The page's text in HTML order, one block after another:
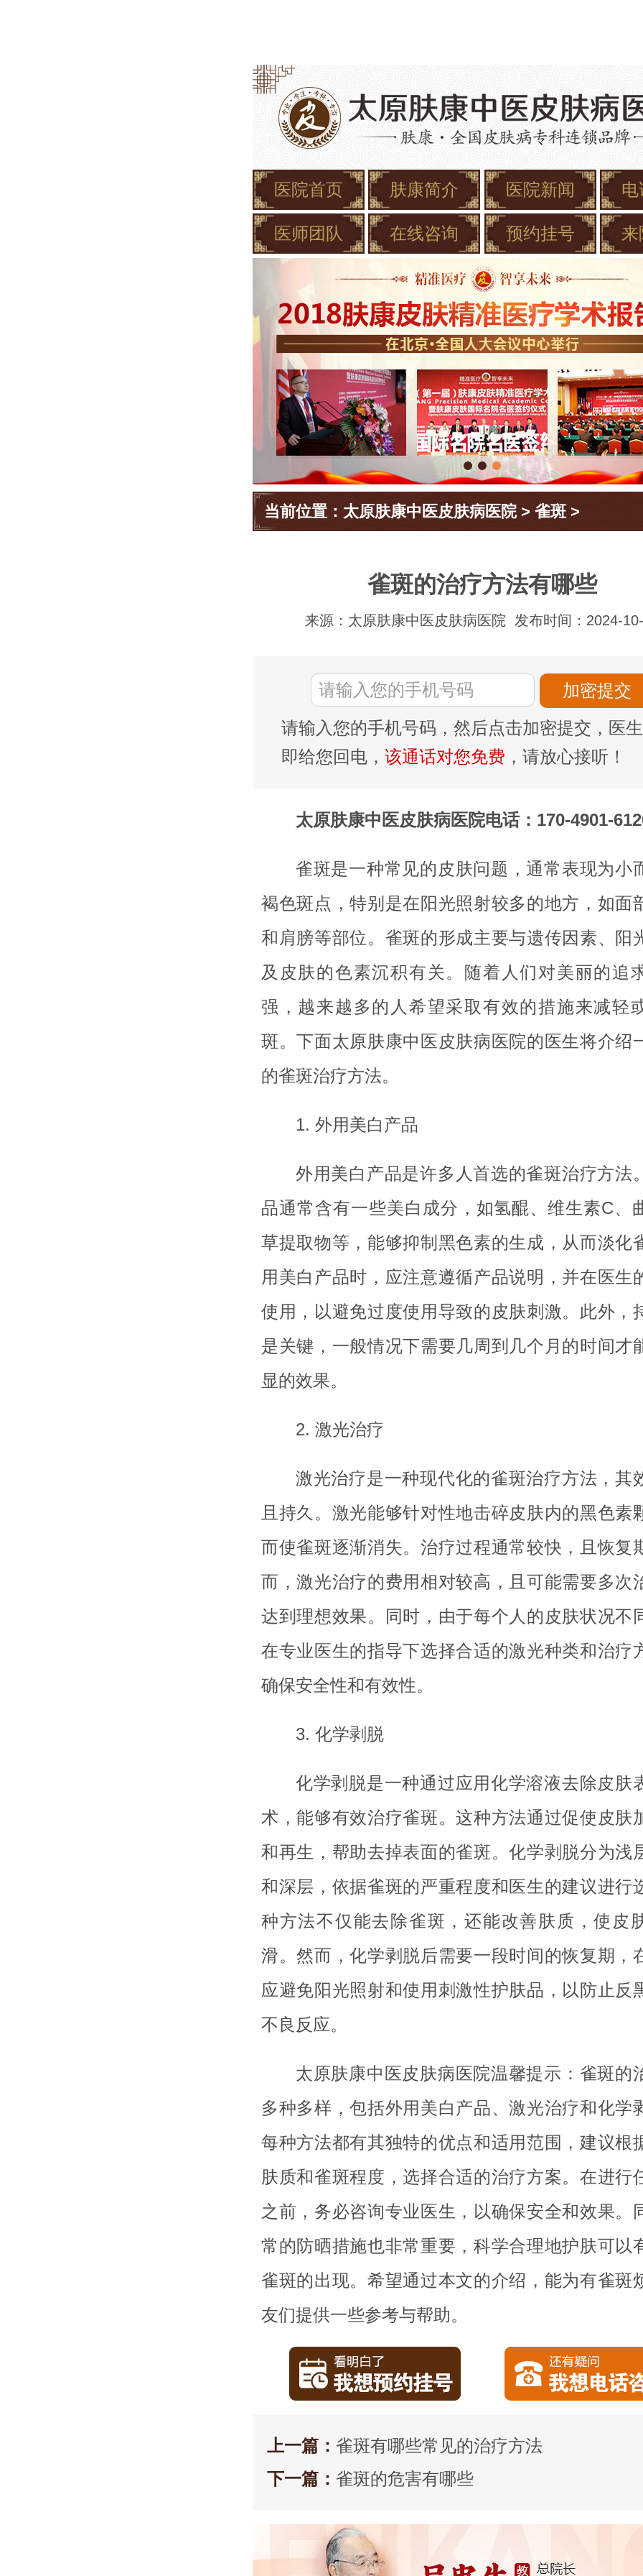
医院首页 肤康简介 医院新闻 电
医师团队 在线咨询 预约挂号 来
当前位置： 太原肤康中医皮肤病医院> 雀斑 >
雀斑的治疗方法有哪些
来源：太原肤康中医皮肤病医院 发布时间：2024-
请输入您的手机号码，然后点击加密提交，医
即给您回电， 该通话对您免费 ，请放心接听！
太原肤康中医皮肤病医院电话：170-4901-
雀斑是一种常见的皮肤问题，通常表现为小
褐色斑点，特别是在阳光照射较多的地方，如面
和肩膀等部位。雀斑的形成主要与遗传因素、阳
及皮肤的色素沉积有关。随着人们对美丽的追
强，越来越多的人希望采取有效的措施来减轻
斑。下面太原肤康中医皮肤病医院的医生将介绍
的雀斑治疗方法。
1. 外用美白产品
外用美白产品是许多人首选的雀斑治疗方法
品通常含有一些美白成分，如氢醌、维生素C、
草提取物等，能够抑制黑色素的生成，从而淡化
用美白产品时，应注意遵循产品说明，并在医生
使用，以避免过度使用导致的皮肤刺激。此外，
是关键，一般情况下需要几周到几个月的时间才
显的效果。
2. 激光治疗
激光治疗是一种现代化的雀斑治疗方法，其
且持久。激光能够针对性地击碎皮肤内的黑色素
而使雀斑逐渐消失。治疗过程通常较快，且恢复
而，激光治疗的费用相对较高，且可能需要多次
达到理想效果。同时，由于每个人的皮肤状况不
在专业医生的指导下选择合适的激光种类和治疗
确保安全性和有效性。
3. 化学剥脱
化学剥脱是一种通过应用化学溶液去除皮肤
术，能够有效治疗雀斑。这种方法通过促使皮肤
和再生，帮助去掉表面的雀斑。化学剥脱分为浅
和深层，依据雀斑的严重程度和医生的建议进行
种方法不仅能去除雀斑，还能改善肤质，使皮
滑。然而，化学剥脱后需要一段时间的恢复期，
应避免阳光照射和使用刺激性护肤品，以防止反
不良反应。
太原肤康中医皮肤病医院温馨提示：雀斑的
多种多样，包括外用美白产品、激光治疗和化学
每种方法都有其独特的优点和适用范围，建议根
肤质和雀斑程度，选择合适的治疗方案。在进行
之前，务必咨询专业医生，以确保安全和效果。
常的防晒措施也非常重要，科学合理地护肤可以
雀斑的出现。希望通过本文的介绍，能为有雀斑
友们提供一些参考与帮助。
上一篇： 雀斑有哪些常见的治疗方法
下一篇： 雀斑的危害有哪些